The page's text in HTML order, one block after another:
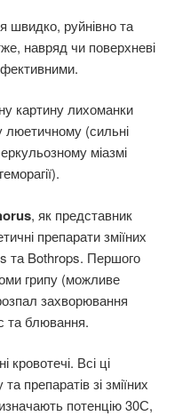
швидко, руйнівно та
навряд чи поверхневі
картину лихоманки
(сильні
міазмі
, як представник
препарати зміїних
та Bothrops. Першого
грипу (можливе
захворювання
та блювання.
кровотечі. Всі ці
препаратів зі зміїних
потенцію 30С,